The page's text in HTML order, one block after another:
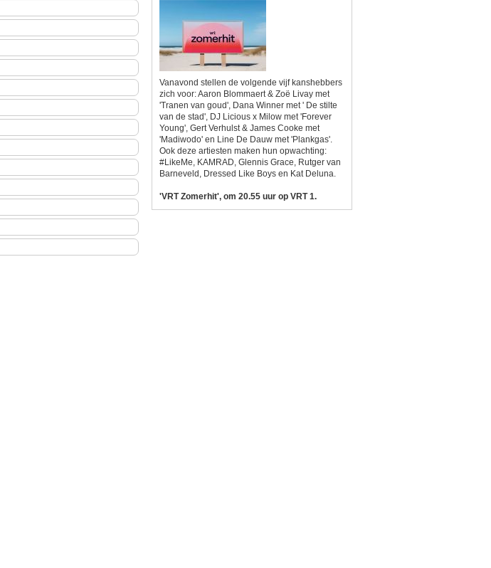
Vanavond stellen de volgende vijf kanshebbers
zich voor: Aaron Blommaert & Zoë Livay met
'Tranen van goud', Dana Winner met ' De stilte
van de stad', DJ Licious x Milow met 'Forever
Young', Gert Verhulst & James Cooke met
'Madiwodo' en Line De Dauw met 'Plankgas'.
Ook deze artiesten maken hun opwachting:
#LikeMe, KAMRAD, Glennis Grace, Rutger van
Barneveld, Dressed Like Boys en Kat Deluna.
'VRT Zomerhit', om 20.55 uur op VRT 1.